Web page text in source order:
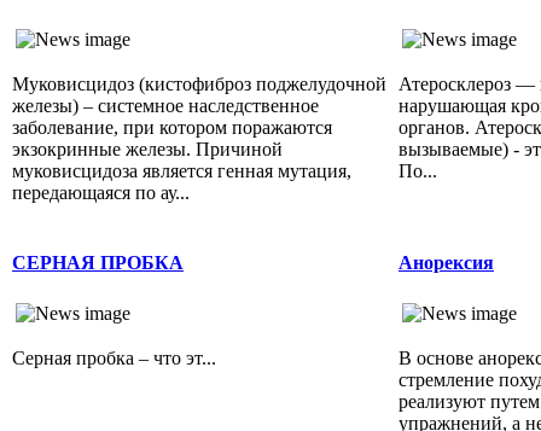
Муковисцидоз (кистофиброз поджелудочной
железы) – системное наследственное
заболевание, при котором поражаются
экзокринные железы. Причиной
муковисцидоза является генная мутация,
передающаяся по ау...
Атеросклероз —
нарушающая
органов.
вызываемые) -
По...
СЕРНАЯ ПРОБКА
Серная пробка – что эт...
Анорексия
В основе
стремление
реализуют
упражнений, а